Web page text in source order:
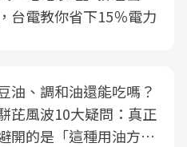
台電教你省下15％電力
油、調和油還能吃嗎？
芘風波10大疑問：真正
開的是「這種用油方